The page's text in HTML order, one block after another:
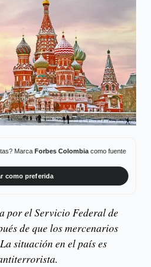
Marca Forbes Colombiacomo fuente
como preferida
por el Servicio Federal de
de que los mercenarios
situación en el país es